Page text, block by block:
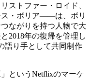
ストファー・ロイド、
ス・ボリア——は、ボリ
ながりを持つ人物で大
2018年の復帰を管理し
語り手として共同制作
というNetflixのマーケ